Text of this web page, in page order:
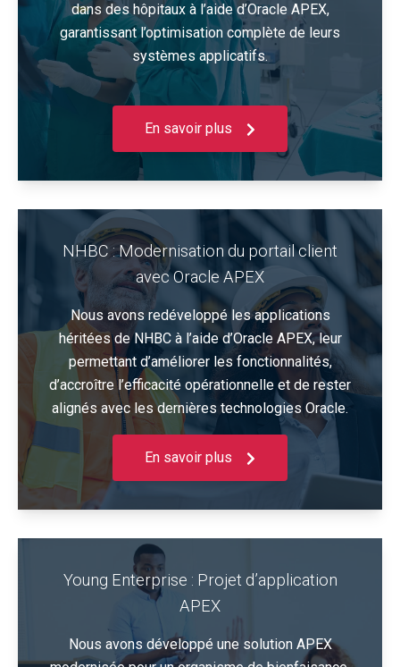
dans des hôpitaux à l’aide d’Oracle APEX,
garantissant l’optimisation complète de leurs
systèmes applicatifs.
En savoir plus
NHBC : Modernisation du portail client
avec Oracle APEX
Nous avons redéveloppé les applications
héritées de NHBC à l’aide d’Oracle APEX, leur
permettant d’améliorer les fonctionnalités,
d’accroître l’efficacité opérationnelle et de rester
alignés avec les dernières technologies Oracle.
En savoir plus
Young Enterprise : Projet d’application
APEX
Nous avons développé une solution APEX